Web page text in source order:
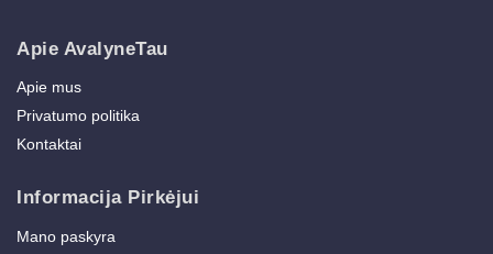
Apie AvalyneTau
Apie mus
Privatumo politika
Kontaktai
Informacija Pirkėjui
Mano paskyra